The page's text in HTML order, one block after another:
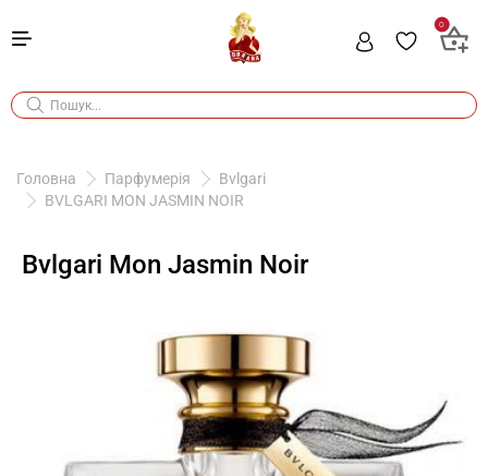
0
Головна Парфумерія
Bvlgari
BVLGARI MON JASMIN NOIR
Bvlgari Mon Jasmin Noir